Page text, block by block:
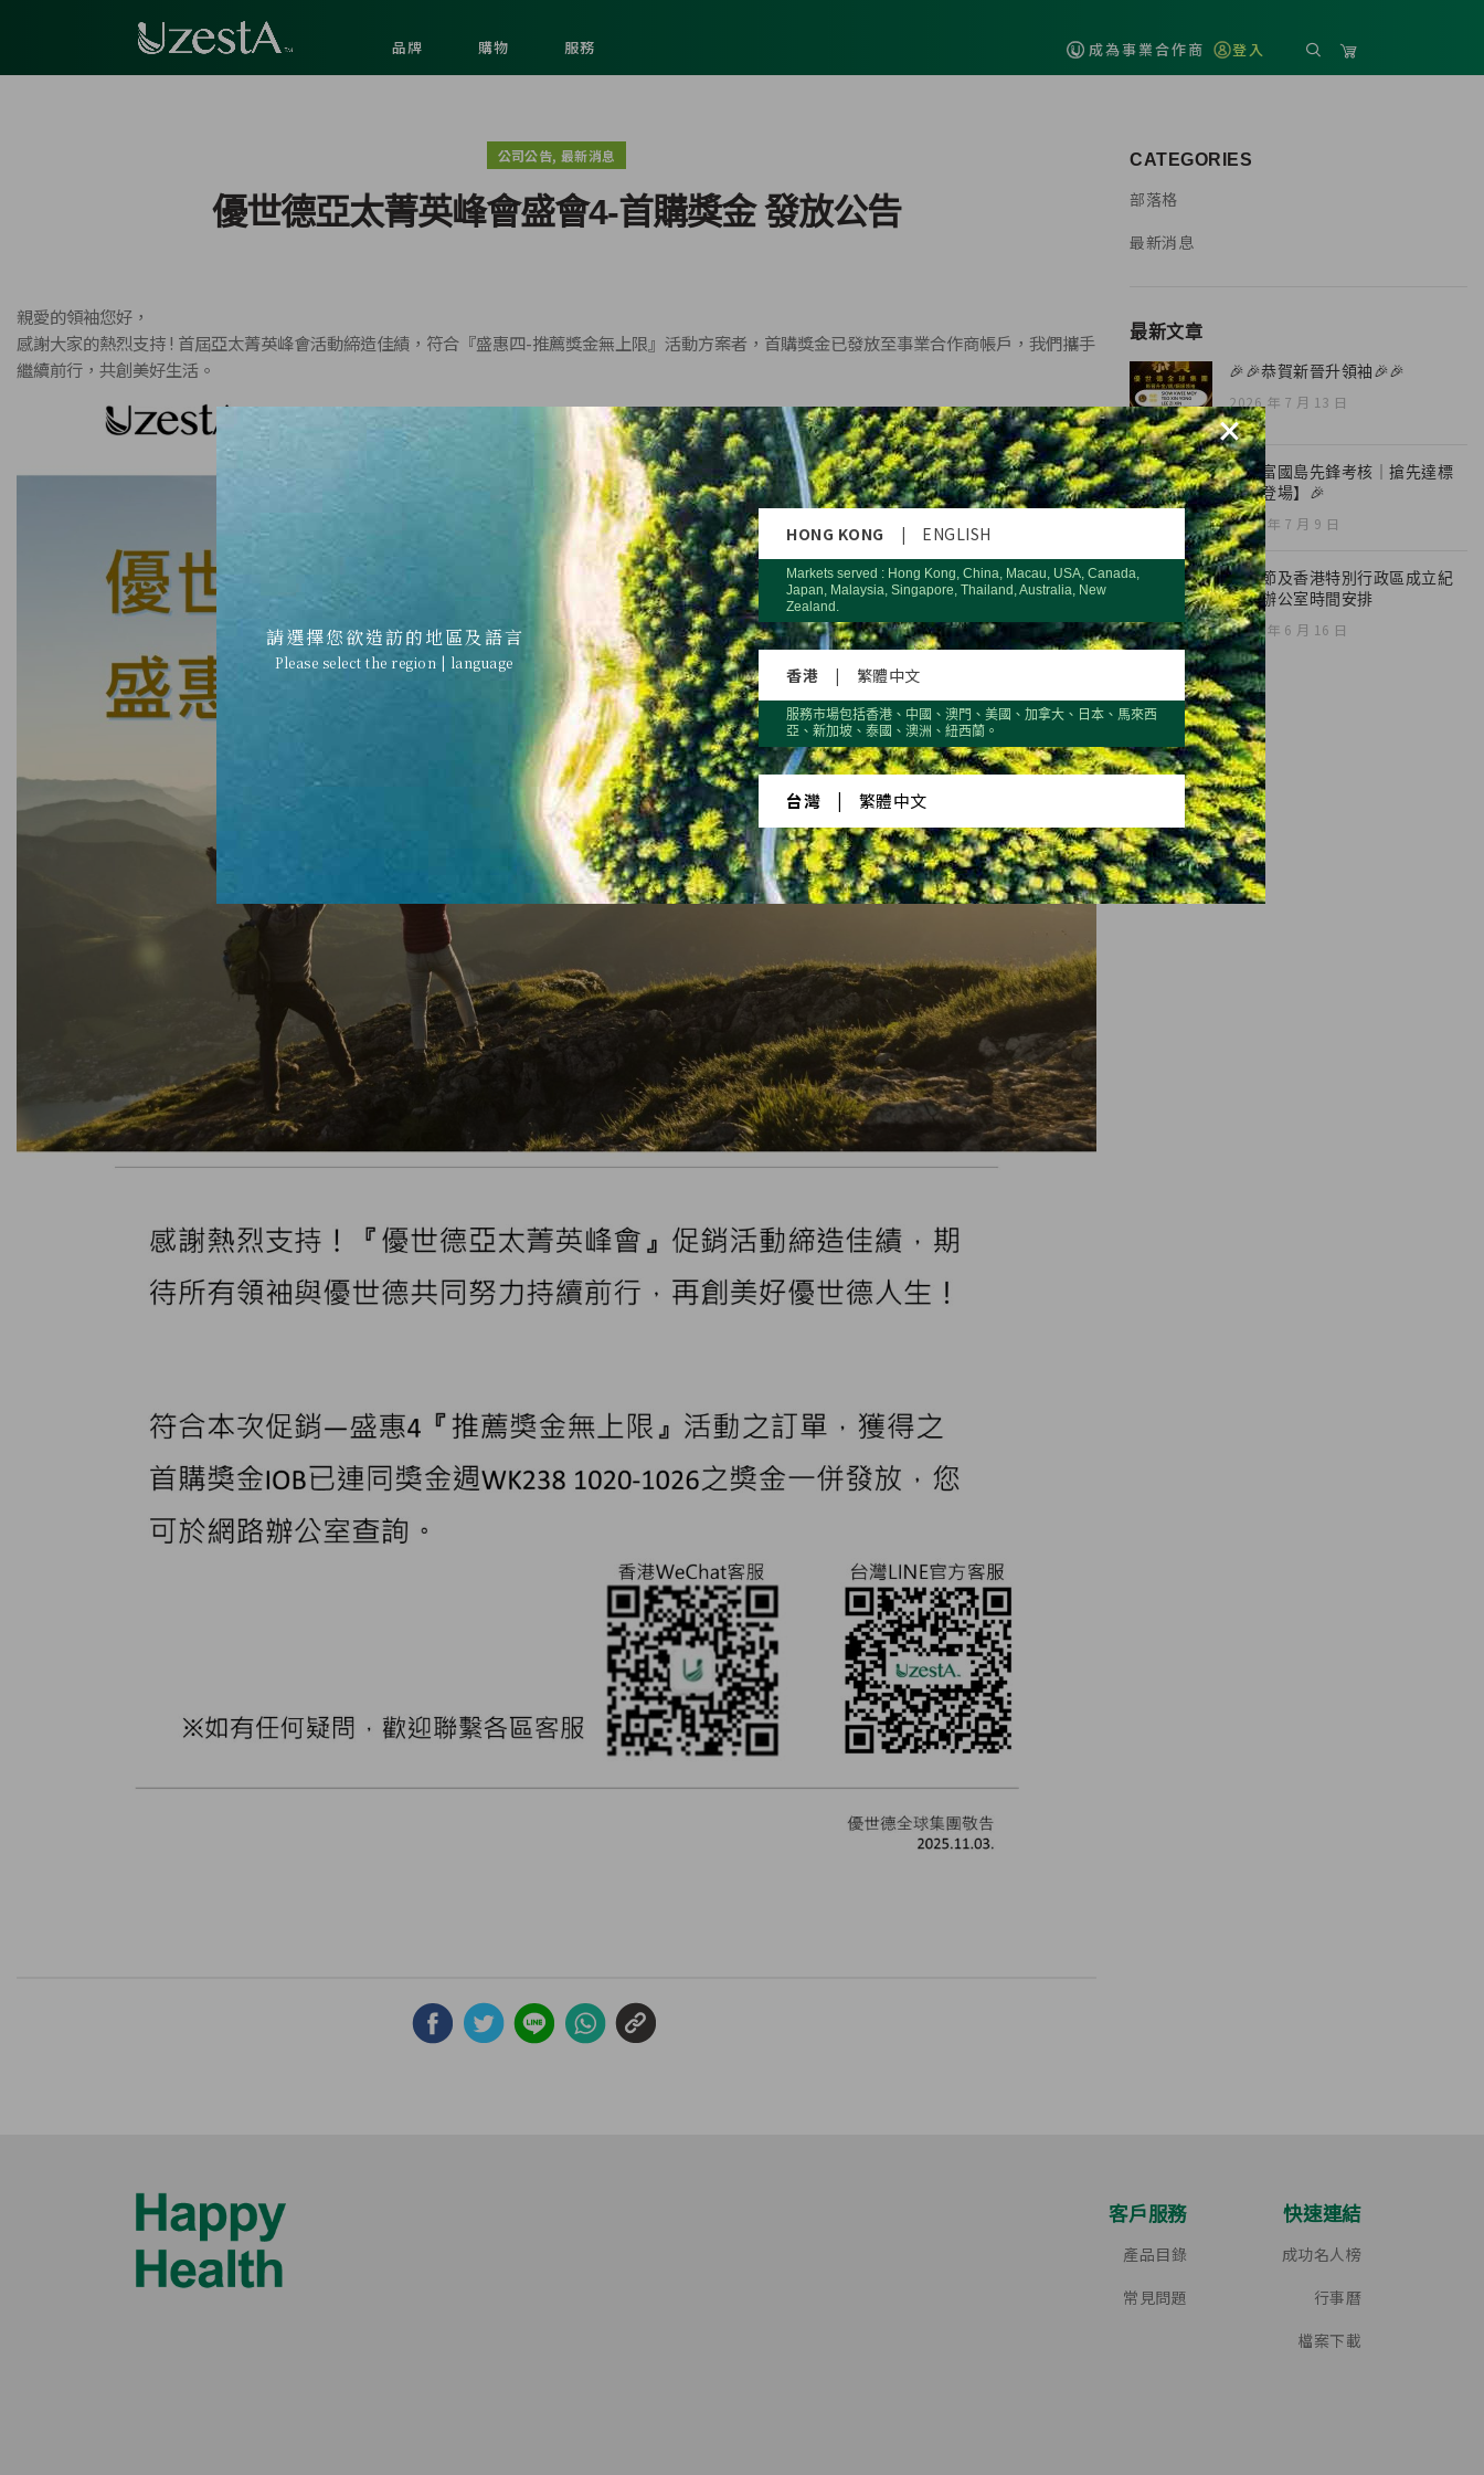
品牌 購物 服務 成為事業合作商 登入
公司公告, 最新消息
優世德亞太菁英峰會盛會4-首購獎金 發放公告
親愛的領袖您好，
感謝大家的熱烈支持 ! 首屆亞太菁英峰會活動締造佳績，符合『盛惠四-推薦獎金無上限』活動方案者，首購獎金已發放至事業合作商帳戶，我們攜手
繼續前行，共創美好生活。
CATEGORIES
部落格
最新消息
最新文章
🎉🎉恭賀新晉升領袖🎉🎉
2026 年 7 月 13 日
🎉【富國島先鋒考核｜搶先達標
榮耀登場】🎉
2026 年 7 月 9 日
端午節及香港特別行政區成立紀
念日辦公室時間安排
2026 年 6 月 16 日
客戶服務
產品目錄
常見問題
快速連結
成功名人榜
行事曆
檔案下載
×
請選擇您欲造訪的地區及語言
Please select the region | language
HONG KONG | ENGLISH
Markets served : Hong Kong, China, Macau, USA, Canada,
Japan, Malaysia, Singapore, Thailand, Australia, New
Zealand.
香港 | 繁體中文
服務市場包括香港、中國、澳門、美國、加拿大、日本、馬來西
亞、新加坡、泰國、澳洲、紐西蘭。
台灣 | 繁體中文